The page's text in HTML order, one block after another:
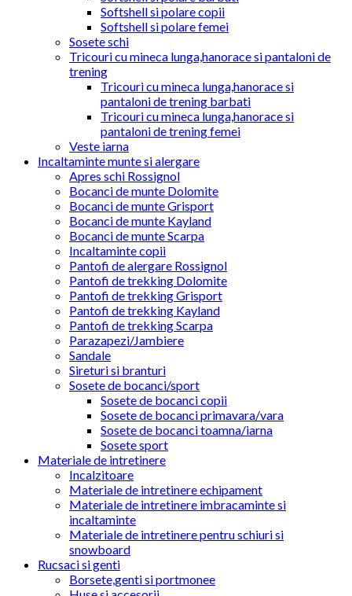
Softshell si polare copii
Softshell si polare femei
Sosete schi
Tricouri cu mineca lunga,hanorace si pantaloni de
trening
Tricouri cu mineca lunga,hanorace si
pantaloni de trening barbati
Tricouri cu mineca lunga,hanorace si
pantaloni de trening femei
Veste iarna
Incaltaminte munte si alergare
Apres schi Rossignol
Bocanci de munte Dolomite
Bocanci de munte Grisport
Bocanci de munte Kayland
Bocanci de munte Scarpa
Incaltaminte copii
Pantofi de alergare Rossignol
Pantofi de trekking Dolomite
Pantofi de trekking Grisport
Pantofi de trekking Kayland
Pantofi de trekking Scarpa
Parazapezi/Jambiere
Sandale
Sireturi si branturi
Sosete de bocanci/sport
Sosete de bocanci copii
Sosete de bocanci primavara/vara
Sosete de bocanci toamna/iarna
Sosete sport
Materiale de intretinere
Incalzitoare
Materiale de intretinere echipament
Materiale de intretinere imbracaminte si
incaltaminte
Materiale de intretinere pentru schiuri si
snowboard
Rucsaci si genti
Borsete,genti si portmonee